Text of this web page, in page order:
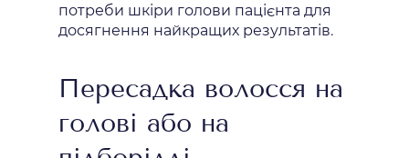
потреби шкіри голови пацієнта для
досягнення найкращих результатів.
Пересадка волосся на
голові або на